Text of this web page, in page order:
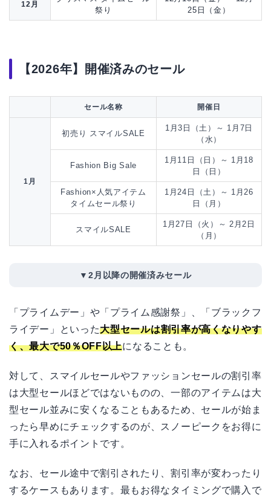
12月
祭り
25日（金）
【2026年】開催済みのセール
セール名称 開催日
1月
初売り スマイルSALE
1月3日（土）～ 1月7日
（水）
Fashion Big Sale
1月11日（日）～ 1月18
日（日）
Fashion×人気アイテム
タイムセール祭り
1月24日（土）～ 1月26
日（月）
スマイルSALE
1月27日（火）～ 2月2日
（月）
▼2月以降の開催済みセール
「プライムデー」や「プライム感謝祭」、「ブラックフ
ライデー」といった大型セールは割引率が高くなりやす
く、最大で50％OFF以上になることも。
対して、スマイルセールやファッションセールの割引率
は大型セールほどではないものの、一部のアイテムは大
型セール並みに安くなることもあるため、セールが始ま
ったら早めにチェックするのが、スノーピークをお得に
手に入れるポイントです。
なお、セール途中で割引されたり、割引率が変わったり
するケースもあります。最もお得なタイミングで購入で